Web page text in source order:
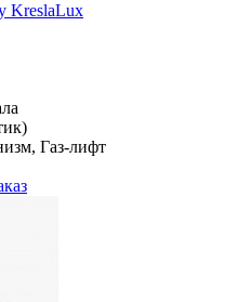
KreslaLux
Газ-лифт